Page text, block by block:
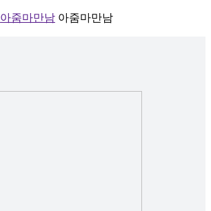
아줌마만남 아줌마만남